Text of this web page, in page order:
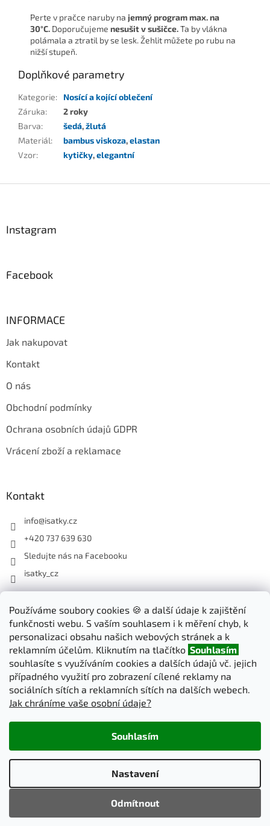
Používáme soubory cookies 🍪 a další údaje k zajištění
funkčnosti webu. S vaším souhlasem i k měření chyb, k
personalizaci obsahu našich webových stránek a k
reklamním účelům. Kliknutím na tlačítko Souhlasím
souhlasíte s využíváním cookies a dalších údajů vč. jejich
případného využití pro zobrazení cílené reklamy na
sociálních sítích a reklamních sítích na dalších webech.
Jak chráníme vaše osobní údaje?
Nastavení
Odmítnout
Souhlasím
Perte v pračce naruby na jemný programmax. na
30°C. Doporučujeme nesušit v sušičce.Ta by vlákna
polámala a ztratil by se lesk. Žehlit můžete po rubu na
nižší stupeň.
Doplňkové parametry
Kategorie:
Nosící a kojící oblečení
Záruka:
2 roky
Barva: šedá,žlutá
Materiál: bambus viskoza,elastan
Vzor: kytičky,elegantní
Instagram
Facebook
INFORMACE
Jak nakupovat
Kontakt
O nás
Obchodní podmínky
Ochrana osobních údajů GDPR
Vrácení zboží a reklamace
Kontakt
info@isatky.cz
+420 737 639 630
Sledujte nás na Facebooku
isatky_cz
Odebírat newsletter
Vložte svůj e-mail a my vám budeme zasílat informace o nových
produktech na našem e-shopu.
E-mail
PŘIHLÁSIT SE
nastavení cookies